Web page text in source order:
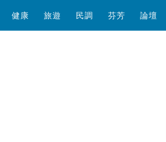
健康 旅遊 民調 芬芳 論壇